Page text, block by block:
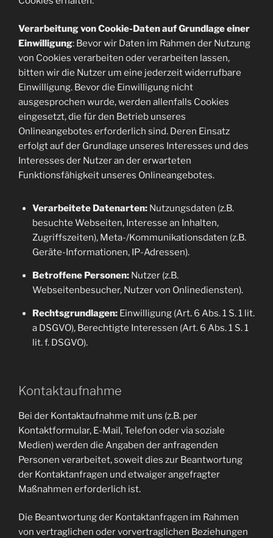
Verarbeitung von Cookie-Daten auf Grundlage einer
Einwilligung: Bevor wir Daten im Rahmen der Nutzung
von Cookies verarbeiten oder verarbeiten lassen,
bitten wir die Nutzer um eine jederzeit widerrufbare
Einwilligung. Bevor die Einwilligung nicht
ausgesprochen wurde, werden allenfalls Cookies
eingesetzt, die für den Betrieb unseres
Onlineangebotes erforderlich sind. Deren Einsatz
erfolgt auf der Grundlage unseres Interesses und des
Interesses der Nutzer an der erwarteten
Funktionsfähigkeit unseres Onlineangebotes.
Verarbeitete Datenarten:Nutzungsdaten (z.B.
besuchte Webseiten, Interesse an Inhalten,
Zugriffszeiten), Meta-/Kommunikationsdaten (z.B.
Geräte-Informationen, IP-Adressen).
Betroffene Personen:Nutzer (z.B.
Webseitenbesucher, Nutzer von Onlinediensten).
Rechtsgrundlagen:Einwilligung (Art. 6 Abs. 1 S. 1 lit.
a DSGVO), Berechtigte Interessen (Art. 6 Abs. 1 S. 1
lit. f. DSGVO).
Kontaktaufnahme
Bei der Kontaktaufnahme mit uns (z.B. per
Kontaktformular, E-Mail, Telefon oder via soziale
Medien) werden die Angaben der anfragenden
Personen verarbeitet, soweit dies zur Beantwortung
der Kontaktanfragen und etwaiger angefragter
Maßnahmen erforderlich ist.
Die Beantwortung der Kontaktanfragen im Rahmen
von vertraglichen oder vorvertraglichen Beziehungen